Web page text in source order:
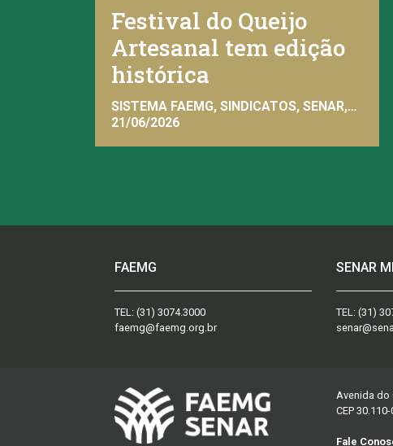
Festival do Queijo
Artesanal tem edição
histórica
SISTEMA FAEMG, SINDICATOS, SENAR,
INAES, FAEMG
21/06/2026
FAEMG
TEL: (31) 3074.3000
faemg@faemg.org.br
SENAR
TEL: (31)
Avenida do
CEP
Fale